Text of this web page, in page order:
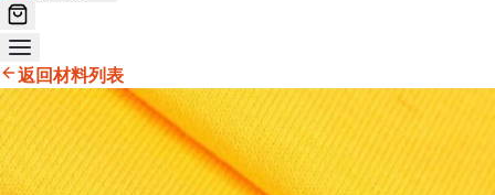
返回材料列表